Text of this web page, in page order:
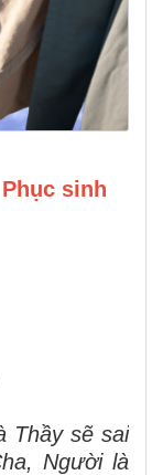
sinh
Thầy sẽ sai
Người là